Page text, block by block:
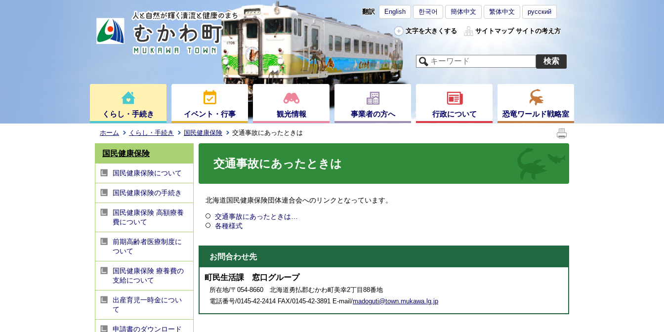
翻訳 English 한국어 簡体中文 繁体中文 русский
文字を大きくする サイトマップ サイトの考え方
くらし・手続き イベント・行事 観光情報 事業者の方へ 行政について 恐竜ワールド戦略室
ホーム くらし・手続き 国民健康保険 交通事故にあったときは
国民健康保険
国民健康保険について
国民健康保険の手続き
国民健康保険 高額療養
費について
前期高齢者医療制度に
ついて
国民健康保険 療養費の
支給について
出産育児一時金につい
て
申請書のダウンロード
交通事故にあったときは
北海道国民健康保険団体連合会へのリンクとなっています。
交通事故にあったときは…
各種様式
お問合わせ先
町民生活課 窓口グループ
所在地/〒054-8660 北海道勇払郡むかわ町美幸2丁目88番地
電話番号/0145-42-2414 FAX/0145-42-3891 E-mail/madoguti@town.mukawa.lg.jp